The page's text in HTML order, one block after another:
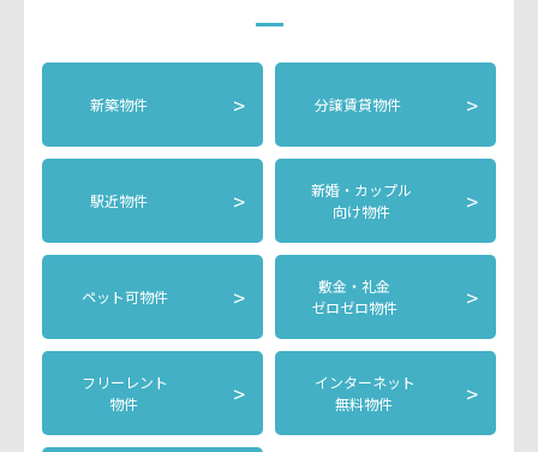
新築物件 > 分譲賃貸物件 >
駅近物件 >
新婚・カップル
向け物件
>
ペット可物件 >
敷金・礼金
ゼロゼロ物件
>
フリーレント
物件
>
インターネット
無料物件
>